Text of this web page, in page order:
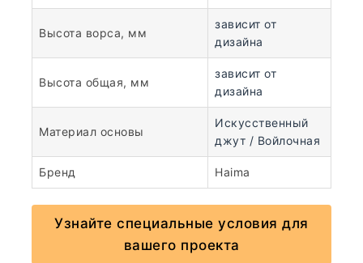
Высота ворса, мм
зависит от
дизайна
Высота общая, мм
зависит от
дизайна
Материал основы
Искусственный
джут / Войлочная
Бренд Haima
Узнайте специальные условия для
вашего проекта